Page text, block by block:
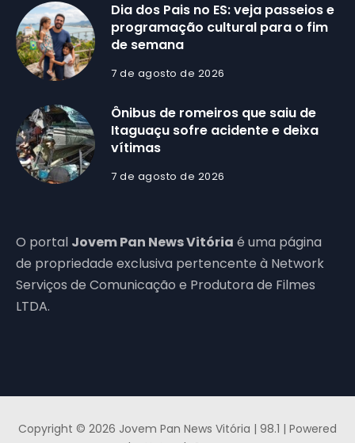
Dia dos Pais no ES: veja passeios e
programação cultural para o fim
de semana
7 de agosto de 2026
Ônibus de romeiros que saiu de
Itaguaçu sofre acidente e deixa
vítimas
7 de agosto de 2026
O portal Jovem Pan News Vitória é uma página
de propriedade exclusiva pertencente à Network
Serviços de Comunicação e Produtora de Filmes
LTDA.
Copyright © 2026 Jovem Pan News Vitória | 98.1 | Powered